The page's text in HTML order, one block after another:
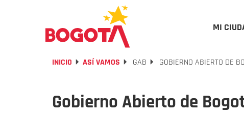
MI
INICIO ASÍ VAMOS GAB GOBIERNO ABIERTO DE
Gobierno Abierto de